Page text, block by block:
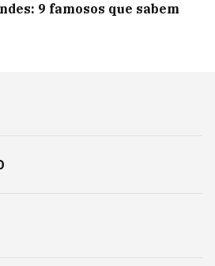
9 famosos que sabem